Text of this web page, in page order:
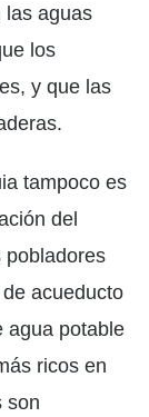
las aguas
los
y que las
tampoco es
del
pobladores
acueducto
agua potable
ricos en
son